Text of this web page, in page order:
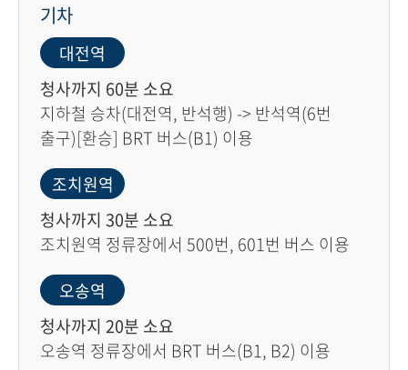
기차
대전역
청사까지 60분 소요
지하철 승차(대전역, 반석행) -> 반석역(6번
출구)[환승] BRT 버스(B1) 이용
조치원역
청사까지 30분 소요
조치원역 정류장에서 500번, 601번 버스 이용
오송역
청사까지 20분 소요
오송역 정류장에서 BRT 버스(B1, B2) 이용